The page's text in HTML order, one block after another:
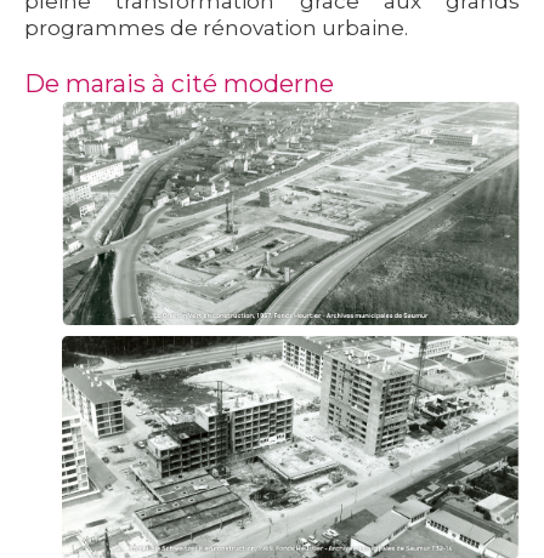
programmes de rénovation urbaine.
De marais à cité moderne